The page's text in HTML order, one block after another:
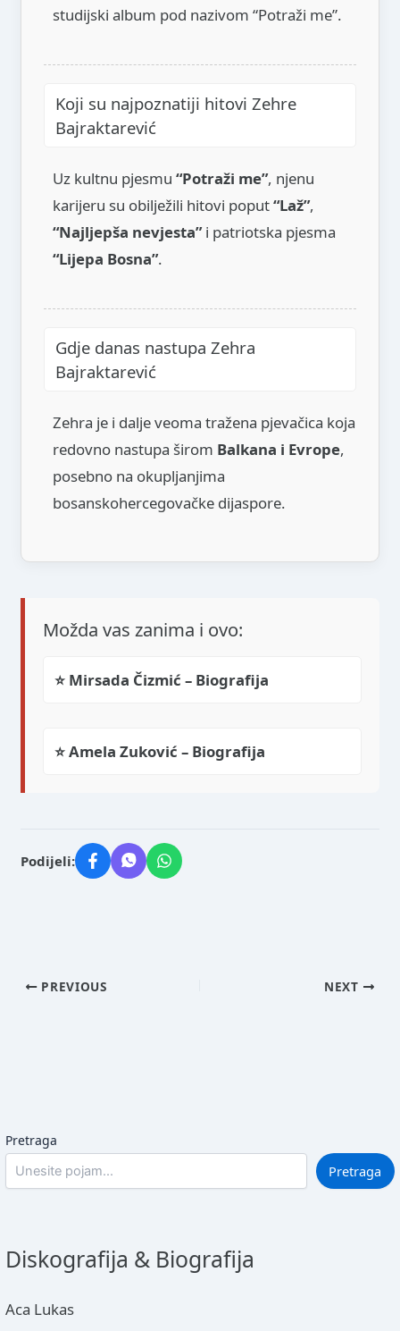
studijski album pod nazivom “Potraži me”.
Koji su najpoznatiji hitovi Zehre
Bajraktarević
Uz kultnu pjesmu “Potraži me”, njenu
karijeru su obilježili hitovi poput“Laž”,
“Najljepša nevjesta”i patriotska pjesma
“Lijepa Bosna”.
Gdje danas nastupa Zehra
Bajraktarević
Zehra je i dalje veoma tražena pjevačica koja
redovno nastupa širom Balkana i Evrope,
posebno na okupljanjima
bosanskohercegovačke dijaspore.
Možda vas zanima i ovo:
⭐ Mirsada Čizmić – Biografija
⭐ Amela Zuković – Biografija
Podijeli:
PREVIOUS NEXT
Pretraga
Pretraga
Diskografija & Biografija
Aca Lukas